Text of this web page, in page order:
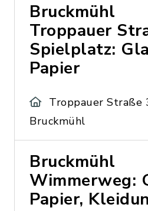
Bruckmühl
Troppauer
Spielplatz:
Papier
Troppauer Straße
Bruckmühl
Bruckmühl
Wimmerweg:
Papier,